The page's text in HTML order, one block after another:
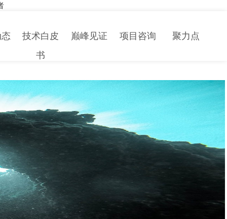
技术白皮
书
巅峰见证 项目咨询 聚力点